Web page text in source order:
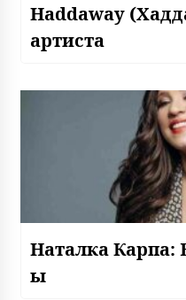
Haddaway
артиста
Наталка Карпа:
ы